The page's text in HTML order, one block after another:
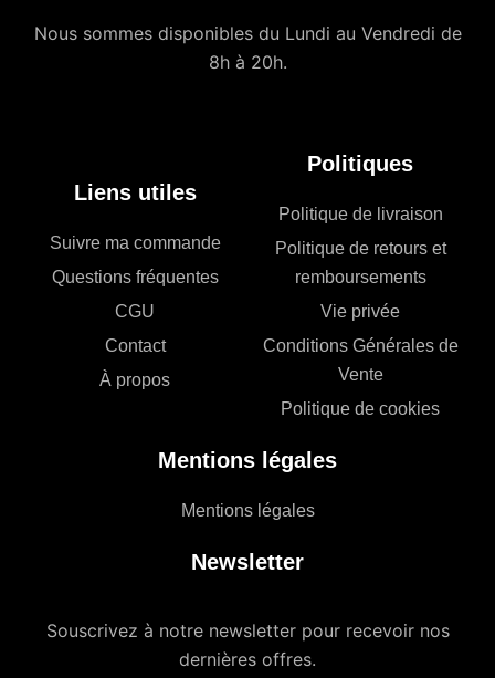
Nous sommes disponibles du Lundi au Vendredi de
8h à 20h.
Liens utiles
Suivre ma commande
Questions fréquentes
CGU
Contact
À propos
Politiques
Politique de livraison
Politique de retours et
remboursements
Vie privée
Conditions Générales de
Vente
Politique de cookies
Mentions légales
Mentions légales
Newsletter
Souscrivez à notre newsletter pour recevoir nos
dernières offres.